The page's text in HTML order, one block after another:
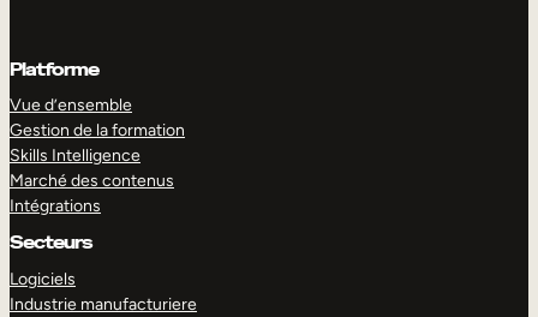
Platforme
Vue d’ensemble
Gestion de la formation
Skills Intelligence
Marché des contenus
Intégrations
Secteurs
Logiciels
Industrie manufacturiere